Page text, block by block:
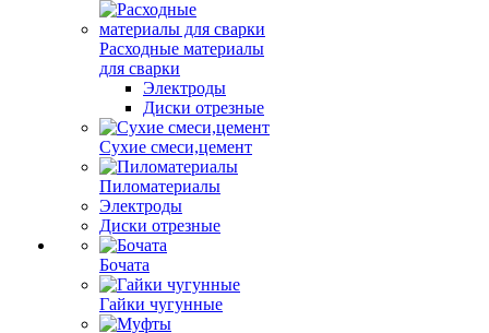
Расходные материалы
для сварки
Электроды
Диски отрезные
Сухие смеси,цемент
Пиломатериалы
Электроды
Диски отрезные
Бочата
Гайки чугунные